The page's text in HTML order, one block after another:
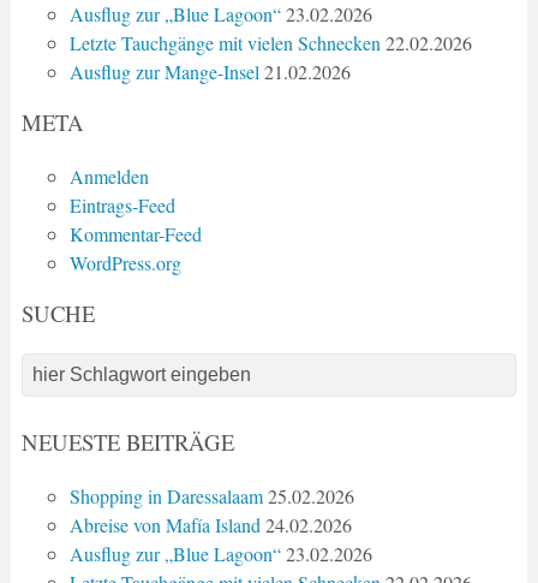
Ausflug zur „Blue Lagoon“ 23.02.2026
Letzte Tauchgänge mit vielen Schnecken 22.02.2026
Ausflug zur Mange-Insel 21.02.2026
META
Anmelden
Eintrags-Feed
Kommentar-Feed
WordPress.org
SUCHE
NEUESTE BEITRÄGE
Shopping in Daressalaam 25.02.2026
Abreise von Mafía Island 24.02.2026
Ausflug zur „Blue Lagoon“ 23.02.2026